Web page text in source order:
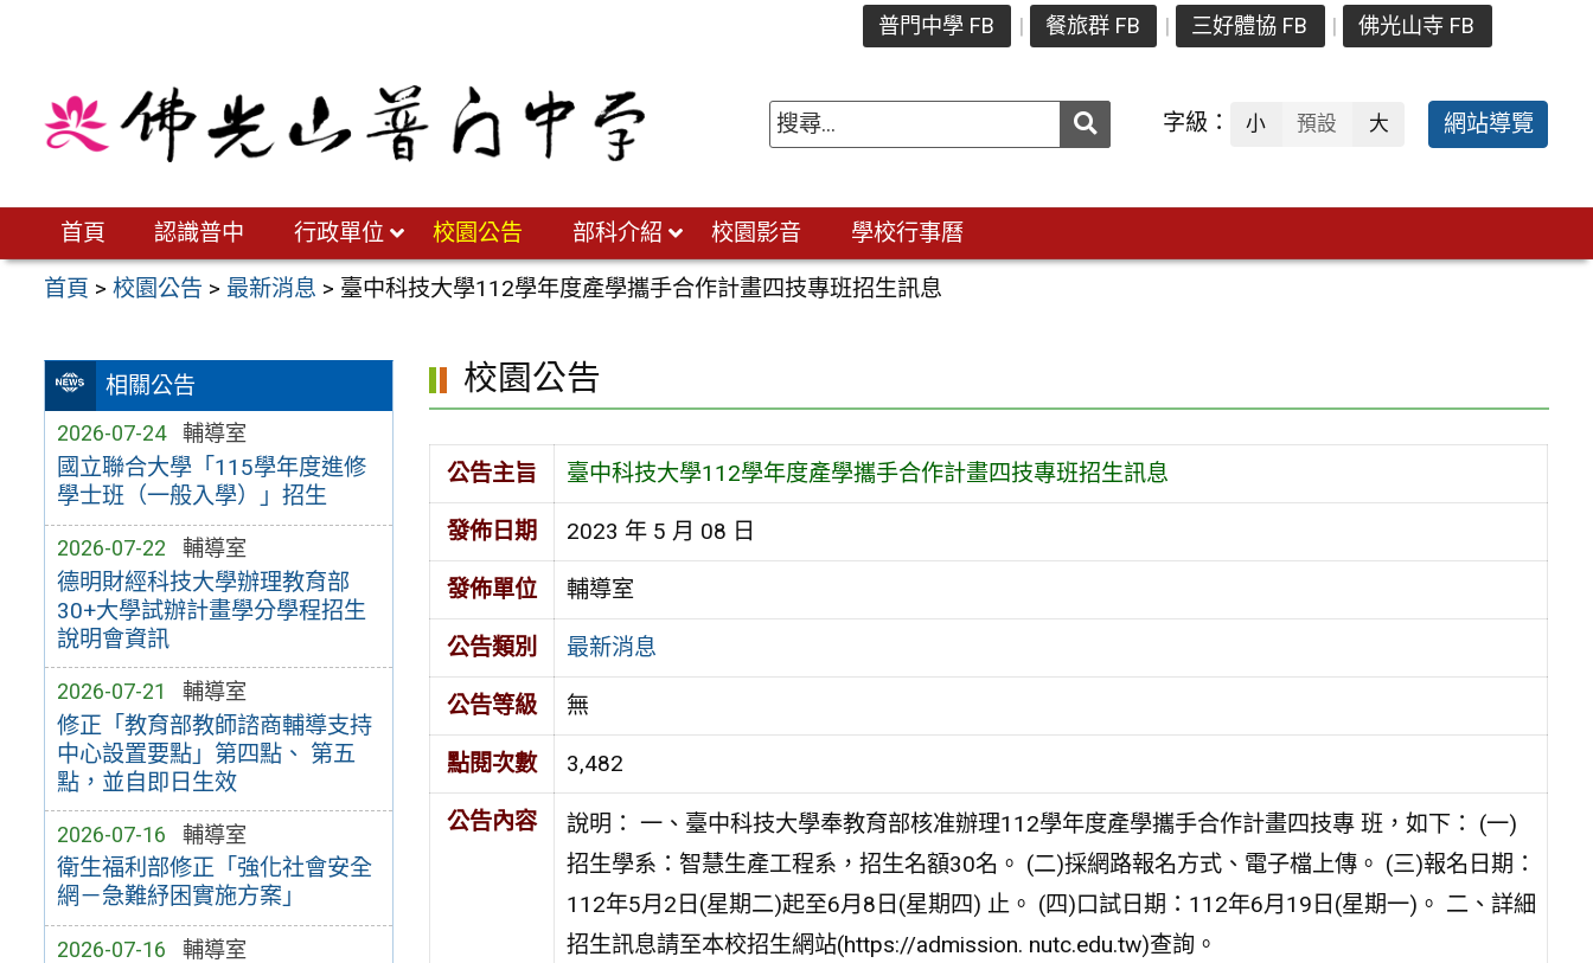
普門中學 FB 餐旅群 FB 三好體協 FB 佛光山寺 FB
送出 字級： 小 預設 大 網站導覽
首頁 認識普中 行政單位 校園公告 部科介紹 校園影音 學校行事曆
首頁 >校園公告 > 最新消息 > 臺中科技大學112學年度產學攜手合作計畫四技專班招生訊息
相關公告
2026-07-24 輔導室
國立聯合大學「115學年度進修
學士班（一般入學）」招生
2026-07-22 輔導室
德明財經科技大學辦理教育部
30+大學試辦計畫學分學程招生
說明會資訊
2026-07-21 輔導室
修正「教育部教師諮商輔導支持
中心設置要點」第四點、 第五
點，並自即日生效
2026-07-16 輔導室
衛生福利部修正「強化社會安全
網－急難紓困實施方案」
2026-07-16 輔導室
校園公告
公告主旨 臺中科技大學112學年度產學攜手合作計畫四技專班招生訊息
發佈日期 2023 年 5 月 08 日
發佈單位 輔導室
公告類別 最新消息
公告等級 無
點閱次數 3,482
公告內容
說明： 一、臺中科技大學奉教育部核准辦理112學年度產學攜手合作計畫四技專 班，如下： (一)
招生學系：智慧生產工程系，招生名額30名。 (二)採網路報名方式、電子檔上傳。 (三)報名日期：
112年5月2日(星期二)起至6月8日(星期四) 止。 (四)口試日期：112年6月19日(星期一)。 二、詳細
招生訊息請至本校招生網站(https://admission. nutc.edu.tw)查詢。